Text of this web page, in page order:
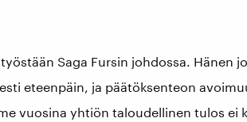
Saga Fursin johdossa. Hänen
eteenpäin, ja päätöksenteon
vuosina yhtiön taloudellinen tulos ei